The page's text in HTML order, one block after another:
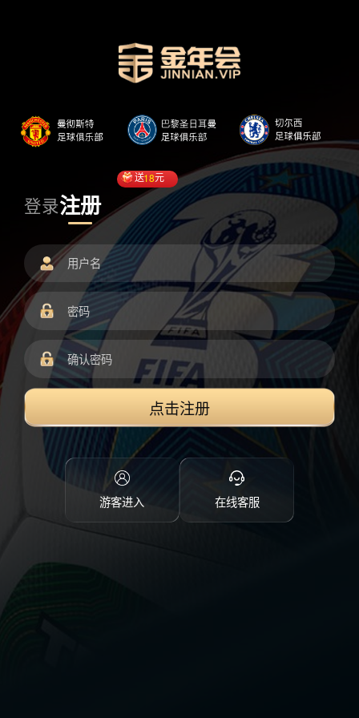
登录注册
送18元
点击注册
游客进入 在线客服